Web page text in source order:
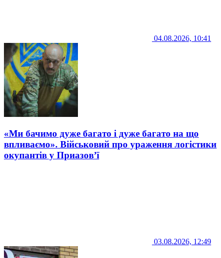
04.08.2026, 10:41
«Ми бачимо дуже багато і дуже багато на що
впливаємо». Військовий про ураження логістики
окупантів у Приазов’ї
03.08.2026, 12:49